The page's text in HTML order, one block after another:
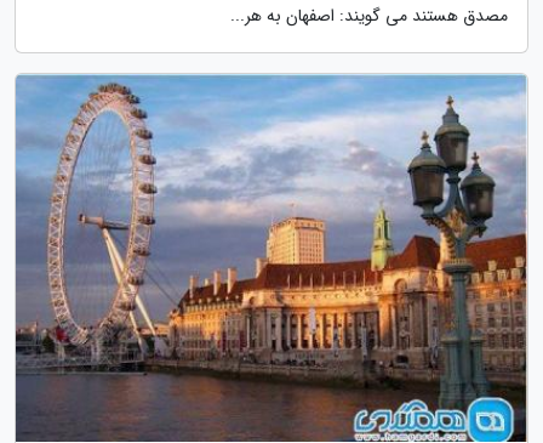
مصدق هستند می گویند: اصفهان به هر...